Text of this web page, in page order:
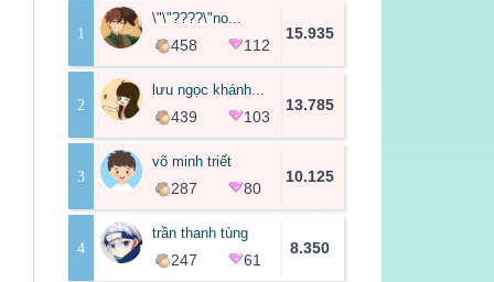
1
\"\"????\"no...
458 112
15.935
2
lưu ngọc khánh...
439 103
13.785
3
võ minh triết
287 80
10.125
4
trần thanh tùng
247 61
8.350